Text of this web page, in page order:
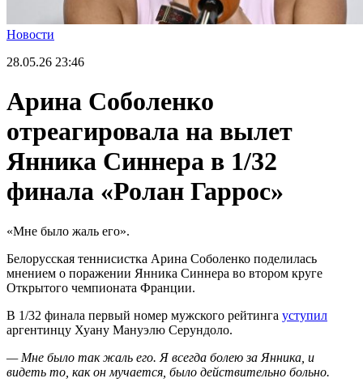
Новости
28.05.26 23:46
Арина Соболенко
отреагировала на вылет
Янника Синнера в 1/32
финала «Ролан Гаррос»
«Мне было жаль его».
Белорусская теннисистка Арина Соболенко поделилась
мнением о поражении Янника Синнера во втором круге
Открытого чемпионата Франции.
В 1/32 финала первый номер мужского рейтинга уступил
аргентинцу Хуану Мануэлю Серундоло.
— Мне было так жаль его. Я всегда болею за Янника, и
видеть то, как он мучается, было действительно больно.